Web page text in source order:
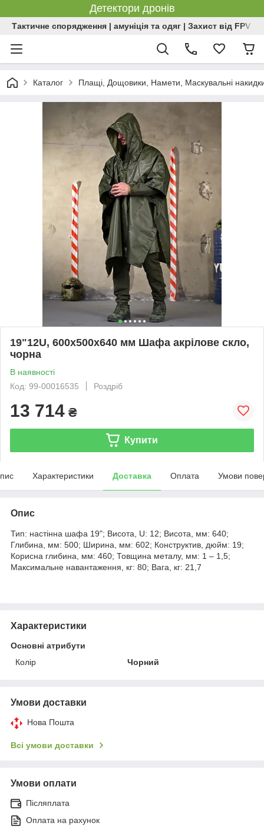
Детектори дронів
Тактичне спорядження | амуніція та одяг | Захист від FPV |
Каталог Плащі, Дощовики, Намети, Маскувальні
19"12U, 600х500х640 мм Шафа акрілове скло,
чорна
В наявності
Код: 99-00016535
Роздріб
13 714 ₴
Купити
Характеристики Доставка Оплата Умови
Опис
Тип: настінна шафа 19"; Висота, U: 12; Висота, мм: 640;
Глибина, мм: 500; Ширина, мм: 602; Конструктив, дюйм: 19;
Корисна глибина, мм: 460; Товщина металу, мм: 1 – 1,5;
Максимальне навантаження, кг: 80; Вага, кг: 21,7
Характеристики
Основні атрибути
Колір
Чорний
Умови доставки
Нова Пошта
Всі умови доставки
Умови оплати
Післяплата
Оплата на рахунок